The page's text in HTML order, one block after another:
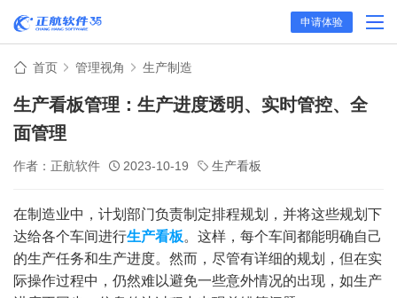
申请体验
首页 管理视角 生产制造
生产看板管理：生产进度透明、实时管控、全
面管理
作者：正航软件 2023-10-19 生产看板
在制造业中，计划部门负责制定排程规划，并将这些规划下
达给各个车间进行生产看板。这样，每个车间都能明确自己
的生产任务和生产进度。然而，尽管有详细的规划，但在实
际操作过程中，仍然难以避免一些意外情况的出现，如生产